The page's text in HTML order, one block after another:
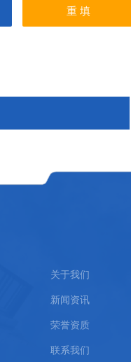
关于我们
新闻资讯
荣誉资质
联系我们